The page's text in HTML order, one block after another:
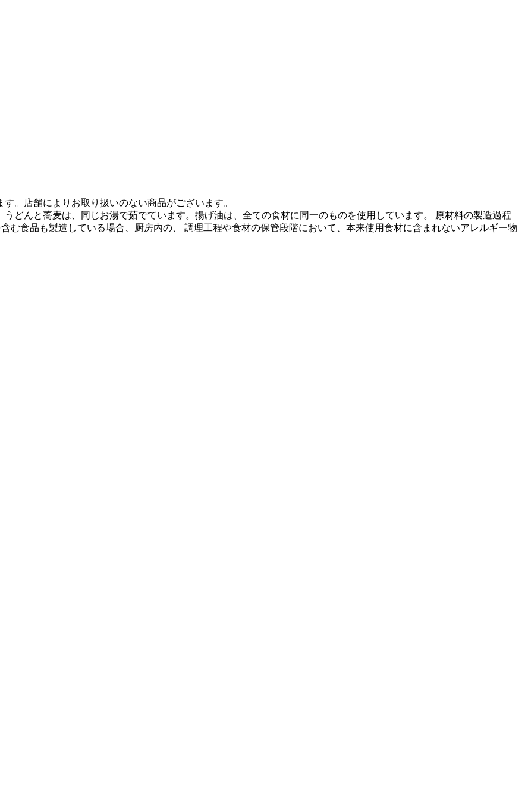
。店舗によりお取り扱いのない商品がございます。
どんと蕎麦は、同じお湯で茹でています。揚げ油は、全ての食材に同一のものを使用しています。 原材料の製造過程
む食品も製造している場合、厨房内の、 調理工程や食材の保管段階において、本来使用食材に含まれないアレルギー物